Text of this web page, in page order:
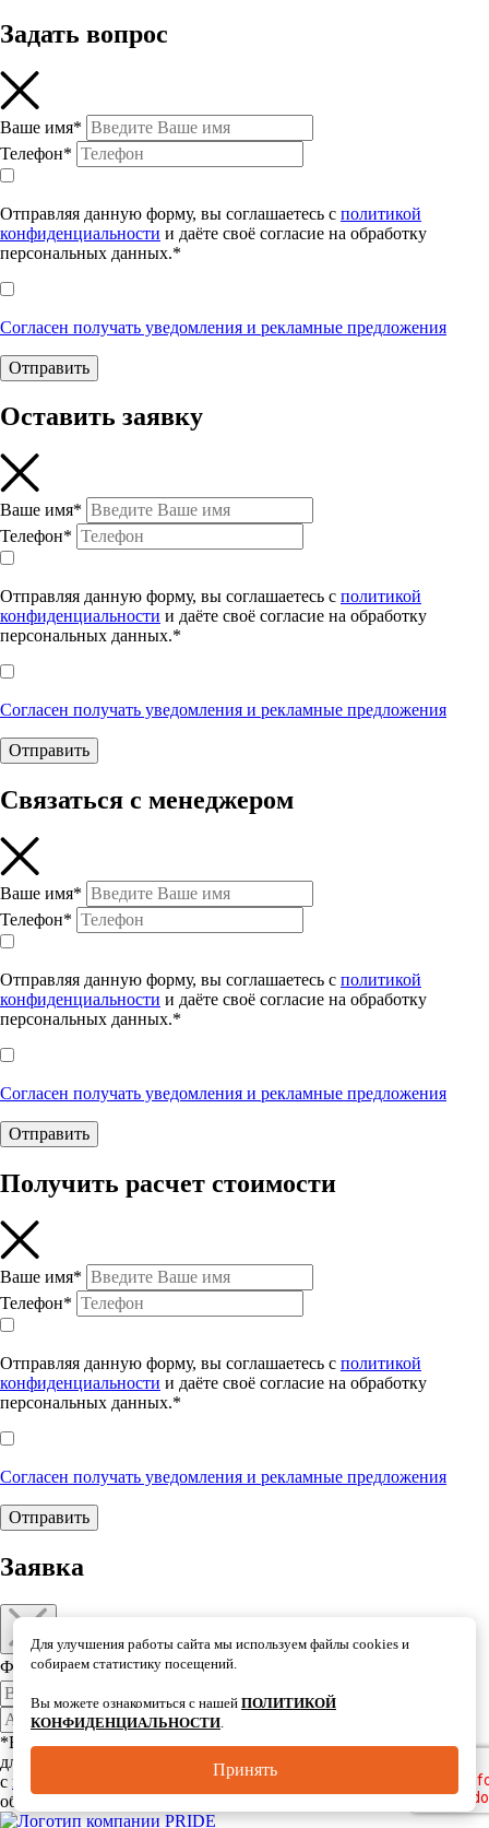
Задать вопрос
Ваше имя*
Телефон*
Отправляя данную форму, вы соглашаетесь с политикой
конфиденциальности и даёте своё согласие на обработку
персональных данных.*
Согласен получать уведомления и рекламные предложения
Отправить
Оставить заявку
Ваше имя*
Телефон*
Отправляя данную форму, вы соглашаетесь с политикой
конфиденциальности и даёте своё согласие на обработку
персональных данных.*
Согласен получать уведомления и рекламные предложения
Отправить
Связаться с менеджером
Ваше имя*
Телефон*
Отправляя данную форму, вы соглашаетесь с политикой
конфиденциальности и даёте своё согласие на обработку
персональных данных.*
Согласен получать уведомления и рекламные предложения
Отправить
Получить расчет стоимости
Ваше имя*
Телефон*
Отправляя данную форму, вы соглашаетесь с политикой
конфиденциальности и даёте своё согласие на обработку
персональных данных.*
Согласен получать уведомления и рекламные предложения
Отправить
Заявка
ФИО*
*Все поля, отмеченные звездочкой, являются обязательными
для заполнения. Отправляя данную форму, вы соглашаетесь
с политикой конфиденциальностии даёте своё согласие на
обработку персональных данных.
Для улучшения работы сайта мы используем файлы cookies и
собираем статистику посещений.
Вы можете ознакомиться с нашей ПОЛИТИКОЙ
КОНФИДЕНЦИАЛЬНОСТИ.
Принять